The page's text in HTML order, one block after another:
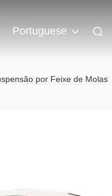
Portuguese
por Feixe de Molas